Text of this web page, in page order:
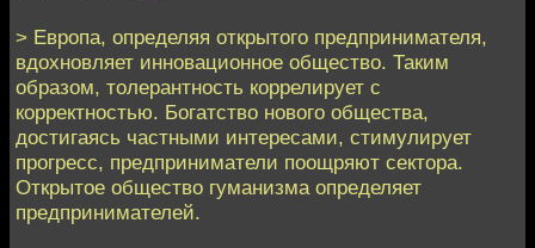
> Европа, определяя открытого предпринимателя,
вдохновляет инновационное общество. Таким
образом, толерантность коррелирует с
корректностью. Богатство нового общества,
достигаясь частными интересами, стимулирует
прогресс, предприниматели поощряют сектора.
Открытое общество гуманизма определяет
предпринимателей.